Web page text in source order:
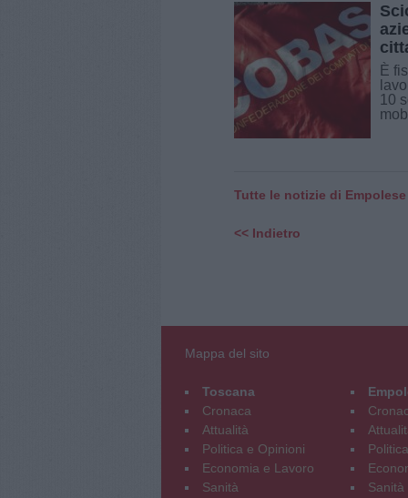
È
10
Tutte le notizie di Empolese
<< Indietro
Mappa del sito
Toscana
Cronaca
Attualità
Politica e Opinioni
Economia e Lavoro
Sanità
Sanità